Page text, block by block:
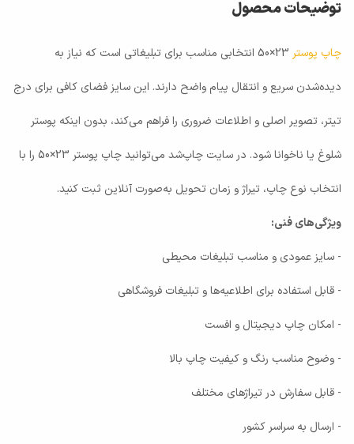
توضیحات محصول
چاپ پوستر 23×50 انتخابی مناسب برای تبلیغاتی است که نیاز به
دیده‌شدن سریع و انتقال پیام واضح دارند. این سایز فضای کافی برای درج
تیتر، تصویر اصلی و اطلاعات ضروری را فراهم می‌کند، بدون اینکه پوستر
شلوغ یا ناخوانا شود. در سایت چاپ‌شد می‌توانید چاپ پوستر 23×50 را با
انتخاب نوع چاپ، تیراژ و زمان تحویل به‌صورت آنلاین ثبت کنید.
ویژگی‌های فنی:
- سایز عمودی و مناسب تبلیغات محیطی
- قابل استفاده برای اطلاعیه‌ها و تبلیغات فروشگاهی
- امکان چاپ دیجیتال و افست
- وضوح مناسب رنگ و کیفیت چاپ بالا
- قابل سفارش در تیراژهای مختلف
- ارسال به سراسر کشور